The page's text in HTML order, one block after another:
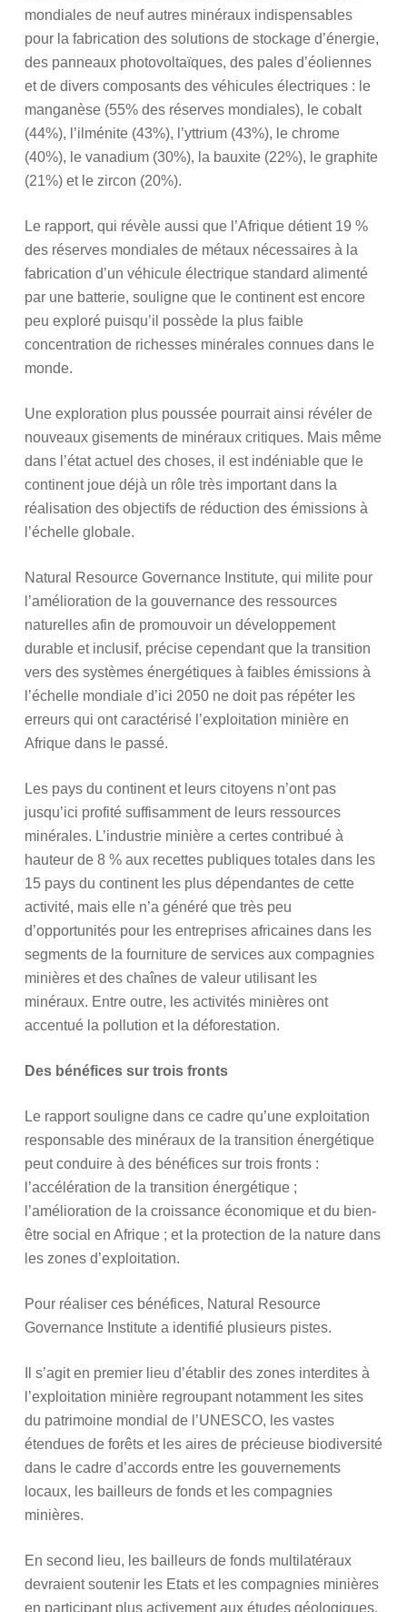
mondiales de neuf autres minéraux indispensables
pour la fabrication des solutions de stockage d’énergie,
des panneaux photovoltaïques, des pales d’éoliennes
et de divers composants des véhicules électriques : le
manganèse (55% des réserves mondiales), le cobalt
(44%), l’ilménite (43%), l’yttrium (43%), le chrome
(40%), le vanadium (30%), la bauxite (22%), le graphite
(21%) et le zircon (20%).
Le rapport, qui révèle aussi que l’Afrique détient 19 %
des réserves mondiales de métaux nécessaires à la
fabrication d’un véhicule électrique standard alimenté
par une batterie, souligne que le continent est encore
peu exploré puisqu’il possède la plus faible
concentration de richesses minérales connues dans le
monde.
Une exploration plus poussée pourrait ainsi révéler de
nouveaux gisements de minéraux critiques. Mais même
dans l’état actuel des choses, il est indéniable que le
continent joue déjà un rôle très important dans la
réalisation des objectifs de réduction des émissions à
l’échelle globale.
Natural Resource Governance Institute, qui milite pour
l’amélioration de la gouvernance des ressources
naturelles afin de promouvoir un développement
durable et inclusif, précise cependant que la transition
vers des systèmes énergétiques à faibles émissions à
l’échelle mondiale d’ici 2050 ne doit pas répéter les
erreurs qui ont caractérisé l’exploitation minière en
Afrique dans le passé.
Les pays du continent et leurs citoyens n’ont pas
jusqu’ici profité suffisamment de leurs ressources
minérales. L’industrie minière a certes contribué à
hauteur de 8 % aux recettes publiques totales dans les
15 pays du continent les plus dépendantes de cette
activité, mais elle n’a généré que très peu
d’opportunités pour les entreprises africaines dans les
segments de la fourniture de services aux compagnies
minières et des chaînes de valeur utilisant les
minéraux. Entre outre, les activités minières ont
accentué la pollution et la déforestation.
Des bénéfices sur trois fronts
Le rapport souligne dans ce cadre qu’une exploitation
responsable des minéraux de la transition énergétique
peut conduire à des bénéfices sur trois fronts :
l’accélération de la transition énergétique ;
l’amélioration de la croissance économique et du bien-
être social en Afrique ; et la protection de la nature dans
les zones d’exploitation.
Pour réaliser ces bénéfices, Natural Resource
Governance Institute a identifié plusieurs pistes.
Il s’agit en premier lieu d’établir des zones interdites à
l’exploitation minière regroupant notamment les sites
du patrimoine mondial de l’UNESCO, les vastes
étendues de forêts et les aires de précieuse biodiversité
dans le cadre d’accords entre les gouvernements
locaux, les bailleurs de fonds et les compagnies
minières.
En second lieu, les bailleurs de fonds multilatéraux
devraient soutenir les Etats et les compagnies minières
en participant plus activement aux études géologiques,